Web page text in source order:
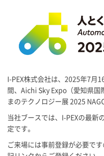
I-PEX株式会社は、2025年7月
間、Aichi Sky Expo（愛知県
まのテクノロジー展 2025
当社ブースでは、 I-PEXの最新
定です。
ご来場には事前登録が必要で